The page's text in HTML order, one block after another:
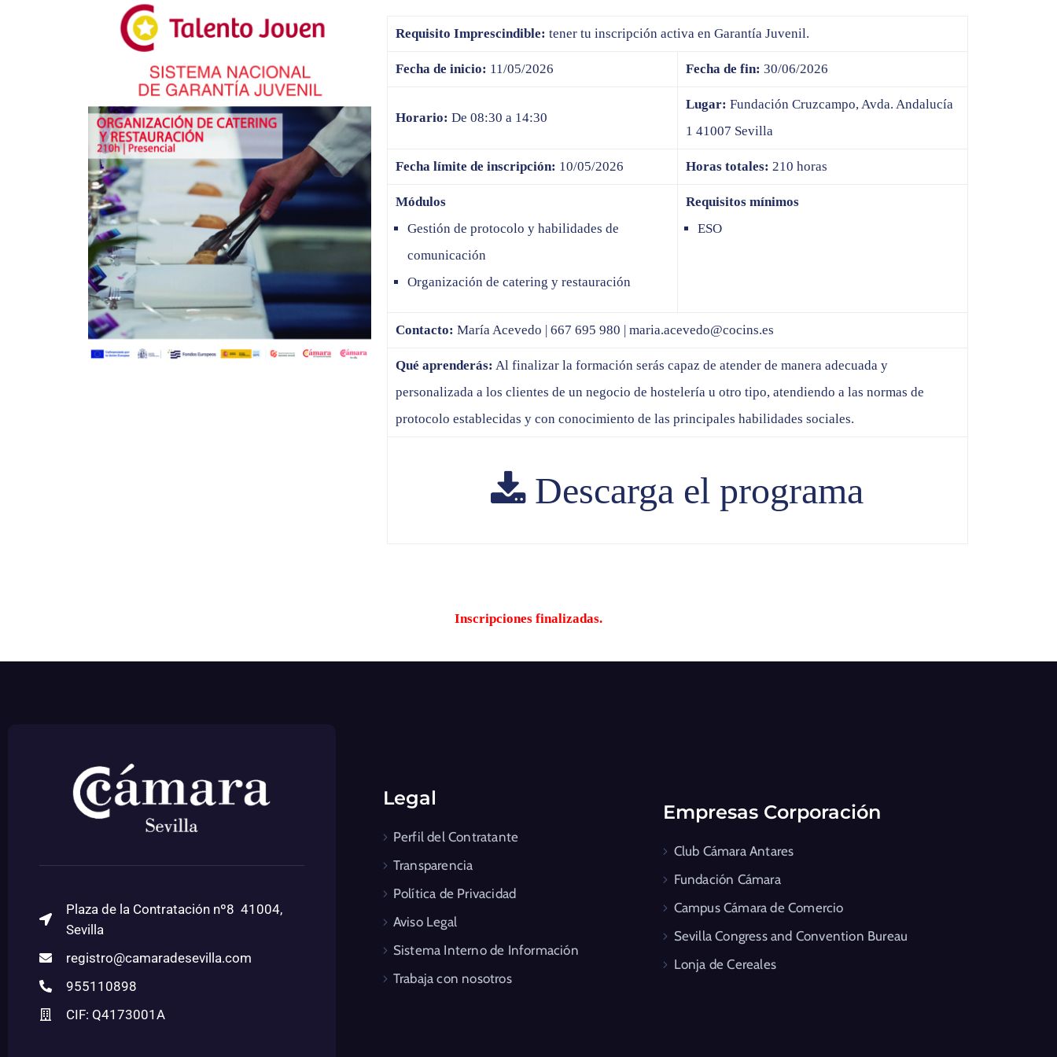
Requisito Imprescindible: tener tu inscripción activa en Garantía Juvenil.
Fecha de inicio: 11/05/2026 Fecha de fin: 30/06/2026
Horario: De 08:30 a 14:30
Lugar: Fundación Cruzcampo, Avda. Andalucía
1 41007 Sevilla
Fecha límite de inscripción: 10/05/2026 Horas totales: 210 horas
Módulos
Gestión de protocolo y habilidades de
comunicación
Organización de catering y restauración
Requisitos mínimos
ESO
Contacto: María Acevedo | 667 695 980 | maria.acevedo@cocins.es
Qué aprenderás: Al finalizar la formación serás capaz de atender de manera adecuada y
personalizada a los clientes de un negocio de hostelería u otro tipo, atendiendo a las normas de
protocolo establecidas y con conocimiento de las principales habilidades sociales.
Descarga el programa
Inscripciones finalizadas.
Plaza de la Contratación nº8 41004,
Sevilla
registro@camaradesevilla.com
955110898
CIF: Q4173001A
Legal
Perfil del Contratante
Transparencia
Política de Privacidad
Aviso Legal
Sistema Interno de Información
Trabaja con nosotros
Empresas Corporación
Club Cámara Antares
Fundación Cámara
Campus Cámara de Comercio
Sevilla Congress and Convention Bureau
Lonja de Cereales